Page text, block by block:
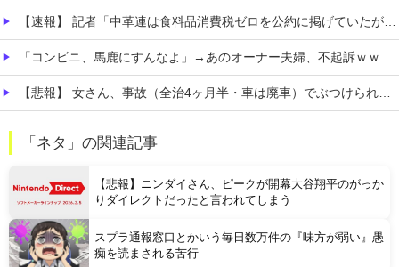
【速報】 記者「中革連は食料品消費税ゼロを公約に掲げていたが？」→階猛氏「そ、それは財源確保という条件付き」
「コンビニ、馬鹿にすんなよ」→あのオーナー夫婦、不起訴ｗｗｗｗｗｗｗｗｗ
【悲報】 女さん、事故（全治4ヶ月半・車は廃車）でぶつけられた相手と付き合ってしまうｗｗｗｗｗｗｗｗ
「ネタ」の関連記事
【悲報】ニンダイさん、ピークが開幕大谷翔平のがっか
りダイレクトだったと言われてしまう
スプラ通報窓口とかいう毎日数万件の『味方が弱い』愚
痴を読まされる苦行